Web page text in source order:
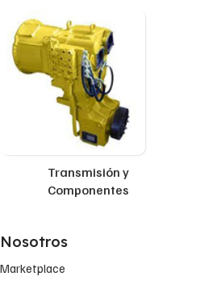
Transmisión y
Componentes
Nosotros
Marketplace